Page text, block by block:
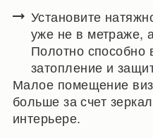
Установите
уже не в метраже,
Полотно способно
затопление и
Малое помещение
больше за счет
интерьере.